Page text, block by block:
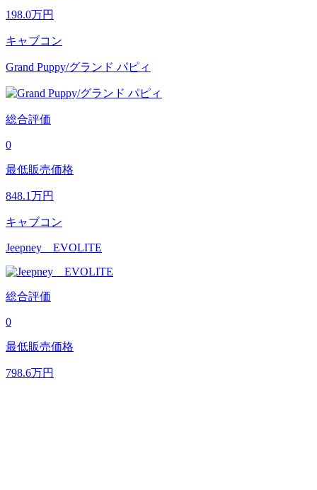
198.0万円
キャブコン
Grand Puppy/グランド パピィ
総合評価
0
最低販売価格
848.1万円
キャブコン
Jeepney EVOLITE
総合評価
0
最低販売価格
798.6万円